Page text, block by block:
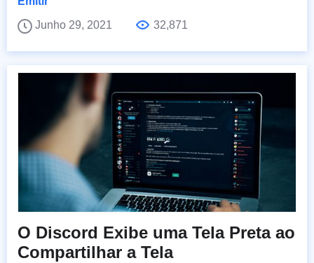
Junho 29, 2021
32,871
O Discord Exibe uma Tela Preta ao
Compartilhar a Tela